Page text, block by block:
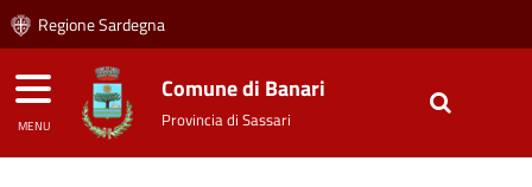
Regione Sardegna
MENU
Comune di Banari
Provincia di Sassari